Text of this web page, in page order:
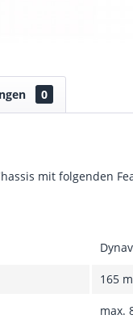
0
mit folgenden
165
max.